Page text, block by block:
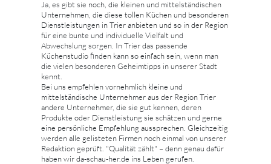
Ja, es gibt sie noch, die kleinen und mittelständischen
Unternehmen, die diese tollen Küchen und besonderen
Dienstleistungen in Trier anbieten und so in der Region
für eine bunte und individuelle Vielfalt und
Abwechslung sorgen. In Trier das passende
Küchenstudio finden kann so einfach sein, wenn man
die vielen besonderen Geheimtipps in unserer Stadt
kennt.
Bei uns empfehlen vornehmlich kleine und
mittelständische Unternehmer aus der Region Trier
andere Unternehmer, die sie gut kennen, deren
Produkte oder Dienstleistung sie schätzen und gerne
eine persönliche Empfehlung aussprechen. Gleichzeitig
werden alle gelisteten Firmen noch einmal von unserer
Redaktion geprüft. "Qualität zählt" – denn genau dafür
haben wir da-schau-her.de ins Leben gerufen.